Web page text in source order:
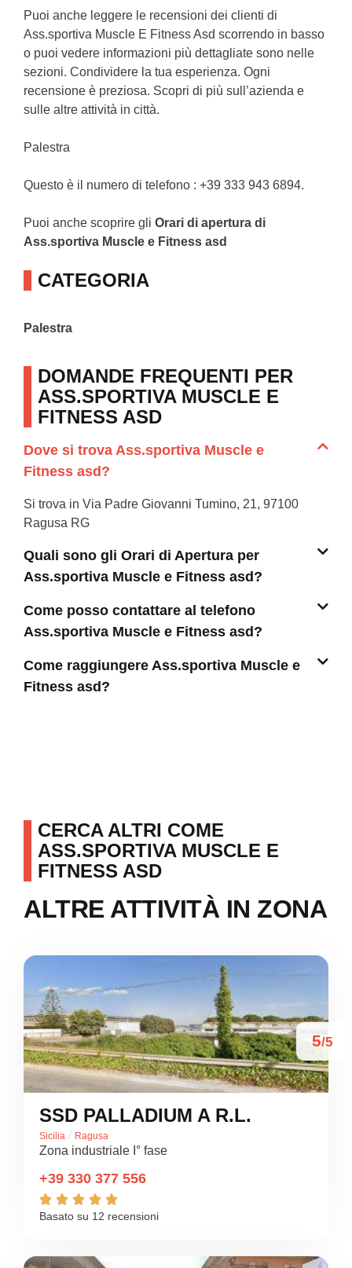
Puoi anche leggere le recensioni dei clienti di
Ass.sportiva Muscle E Fitness Asd scorrendo in basso
o puoi vedere informazioni più dettagliate sono nelle
sezioni. Condividere la tua esperienza. Ogni
recensione è preziosa. Scopri di più sull’azienda e
sulle altre attività in città.
Palestra
Questo è il numero di telefono : +39 333 943 6894.
Puoi anche scoprire gli Orari di apertura di
Ass.sportiva Muscle e Fitness asd
CATEGORIA
Palestra
DOMANDE FREQUENTI PER
ASS.SPORTIVA MUSCLE E
FITNESS ASD
Dove si trova Ass.sportiva Muscle e
Fitness asd?
Si trova in Via Padre Giovanni Tumino, 21, 97100
Ragusa RG
Quali sono gli Orari di Apertura per
Ass.sportiva Muscle e Fitness asd?
Come posso contattare al telefono
Ass.sportiva Muscle e Fitness asd?
Come raggiungere Ass.sportiva Muscle e
Fitness asd?
CERCA ALTRI COME
ASS.SPORTIVA MUSCLE E
FITNESS ASD
ALTRE ATTIVITÀ IN ZONA
5/5
SSD PALLADIUM A R.L.
Sicilia / Ragusa
Zona industriale I° fase
+39 330 377 556
    
Basato su 12 recensioni